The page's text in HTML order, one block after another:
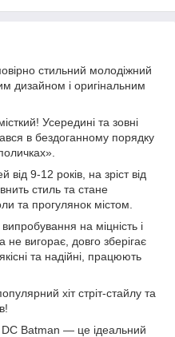
стильний молодіжний
дизайном і оригінальним
Усередині та зовні
в бездоганному порядку
9-12 років, на зріст від
стиль та стане
та прогулянок містом.
на міцність і
не вигорає, довго зберігає
та надійні, працюють
хіт стріт-стайлу та
DC Batman — це ідеальний